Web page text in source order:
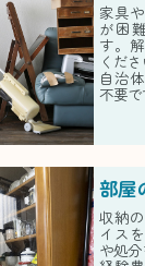
家具
が困
す。
くださ
自治
不要で
部屋
収納
イス
や処分